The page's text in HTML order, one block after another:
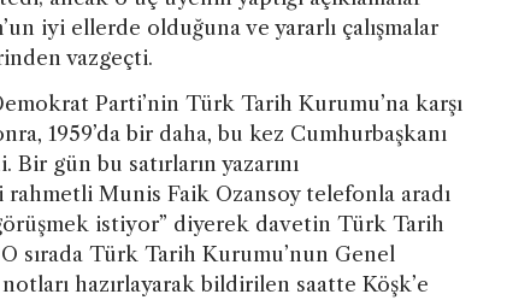
iyi ellerde olduğuna ve yararlı çalışmalar
vazgeçti.
Parti’nin Türk Tarih Kurumu’na karşı
1959’da bir daha, bu kez Cumhurbaşkanı
gün bu satırların yazarını
rahmetli Munis Faik Ozansoy telefonla aradı
istiyor” diyerek davetin Türk Tarih
Türk Tarih Kurumu’nun Genel
hazırlayarak bildirilen saatte Köşk’e